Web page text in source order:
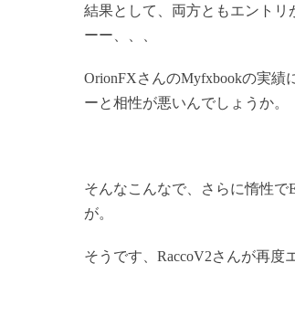
結果として、両方ともエントリ
ーー、、、
OrionFXさんのMyfxbookの実績
ーと相性が悪いんでしょうか。
そんなこんなで、さらに惰性
が。
そうです、RaccoV2さんが再度